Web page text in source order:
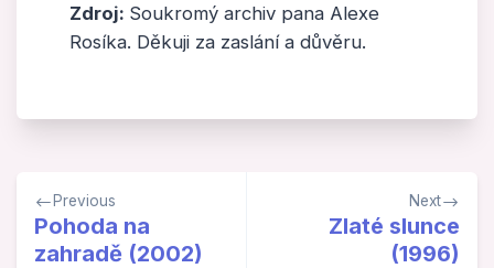
Zdroj: Soukromý archiv pana Alexe
Rosíka. Děkuji za zaslání a důvěru.
Navigace
pro
příspěvek
Previous
Pohoda na
zahradě (2002)
Next
Zlaté slunce
(1996)